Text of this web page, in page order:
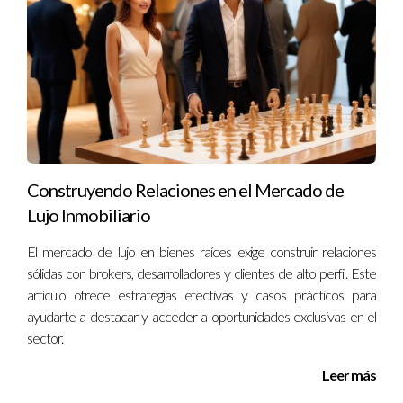
de ingresos y han visto aumentar el valor de sus propiedades,
también es crucial considerar las implicaciones sociales y
económicas más amplias. La clave está en encontrar un
equilibrio entre maximizar tus beneficios y contribuir
positivamente a tu comunidad. Recuerda que cada decisión
inmobiliaria debe ser informada y reflexionada. Si estás
pensando en comprar o vender una propiedad con la
influencia del alquiler a corto plazo en mente, no dudes en
contactar a Ignacio Valenzuela para obtener asesoramiento
Preguntas Frecuentes
¿Airbnb afecta el valor de mi propiedad?
hacerlas más atractivas para inversores y compradores
Construyendo Relaciones en el Mercado de
Lujo Inmobiliario
El mercado de lujo en bienes raíces exige construir relaciones
sólidas con brokers, desarrolladores y clientes de alto perfil. Este
artículo ofrece estrategias efectivas y casos prácticos para
ayudarte a destacar y acceder a oportunidades exclusivas en el
sector.
Leer más